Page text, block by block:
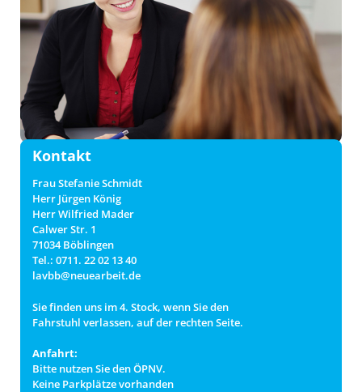
Kontakt
Frau Stefanie Schmidt
Herr Jürgen König
Herr Wilfried Mader
Calwer Str. 1
71034 Böblingen
Tel.: 0711. 22 02 13 40
lavbb@neuearbeit.de
Sie finden uns im 4. Stock, wenn Sie den
Fahrstuhl verlassen, auf der rechten Seite.
Anfahrt:
Bitte nutzen Sie den ÖPNV.
Keine Parkplätze vorhanden